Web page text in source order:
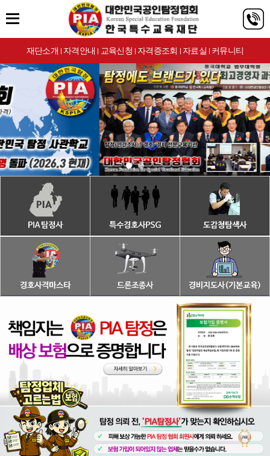
재단소개 | 자격안내 | 교육신청 | 자격증조회 | 자료실 | 커뮤니티